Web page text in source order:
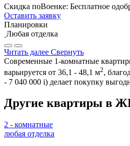
Скидка поВоенке: Бесплатное
Оставить заявку
Планировки
Любая отделка
Читать далее Свернуть
Современные 1-комнатные
варьируется от 36,1 - 48,1 м2,
- 7 040 000 i) делает покупку
Другие квартиры в
2 - комнатные
любая отделка